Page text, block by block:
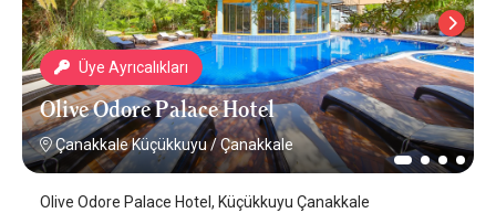
Üye Ayrıcalıkları
Olive Odore Palace Hotel
Çanakkale Küçükkuyu/Çanakkale
Olive Odore Palace Hotel, Küçükkuyu Çanakkale